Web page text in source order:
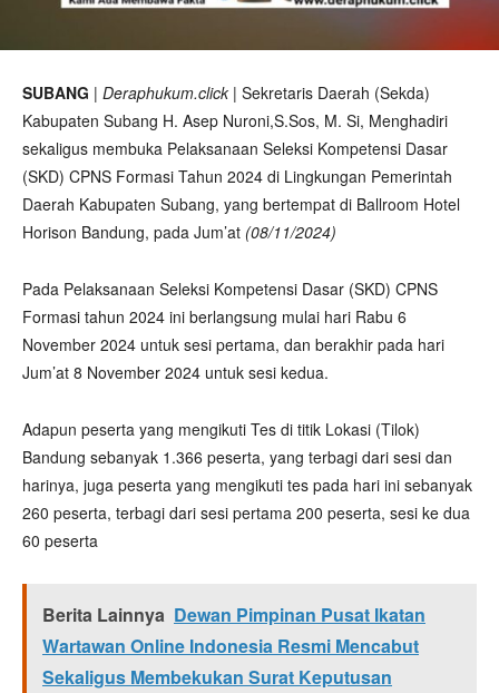
SUBANG | Deraphukum.click | Sekretaris Daerah (Sekda)
Kabupaten Subang H. Asep Nuroni,S.Sos, M. Si, Menghadiri
sekaligus membuka Pelaksanaan Seleksi Kompetensi Dasar
(SKD) CPNS Formasi Tahun 2024 di Lingkungan Pemerintah
Daerah Kabupaten Subang, yang bertempat di Ballroom Hotel
Horison Bandung, pada Jum’at (08/11/2024)
Pada Pelaksanaan Seleksi Kompetensi Dasar (SKD) CPNS
Formasi tahun 2024 ini berlangsung mulai hari Rabu 6
November 2024 untuk sesi pertama, dan berakhir pada hari
Jum’at 8 November 2024 untuk sesi kedua.
Adapun peserta yang mengikuti Tes di titik Lokasi (Tilok)
Bandung sebanyak 1.366 peserta, yang terbagi dari sesi dan
harinya, juga peserta yang mengikuti tes pada hari ini sebanyak
260 peserta, terbagi dari sesi pertama 200 peserta, sesi ke dua
60 peserta
Berita Lainnya Dewan Pimpinan Pusat Ikatan
Wartawan Online Indonesia Resmi Mencabut
Sekaligus Membekukan Surat Keputusan